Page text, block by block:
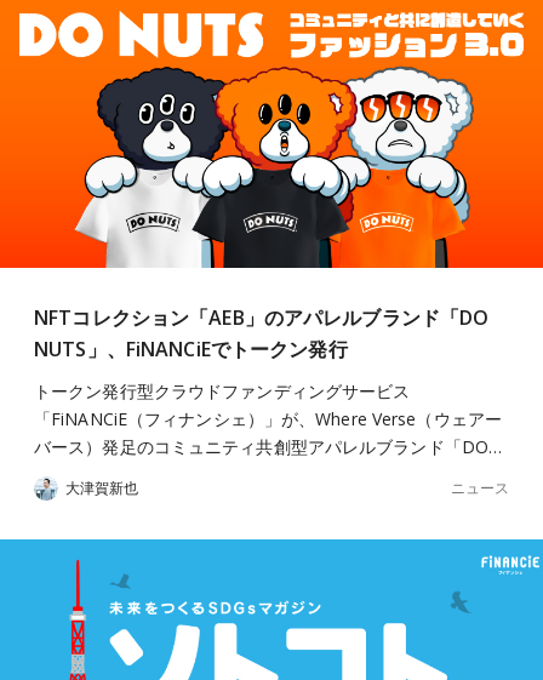
NFTコレクション「AEB」のアパレルブランド「DO
NUTS」、FiNANCiEでトークン発行
トークン発行型クラウドファンディングサービス
「FiNANCiE（フィナンシェ）」が、Where Verse（ウェアー
バース）発足のコミュニティ共創型アパレルブランド「DO…
大津賀新也 ニュース